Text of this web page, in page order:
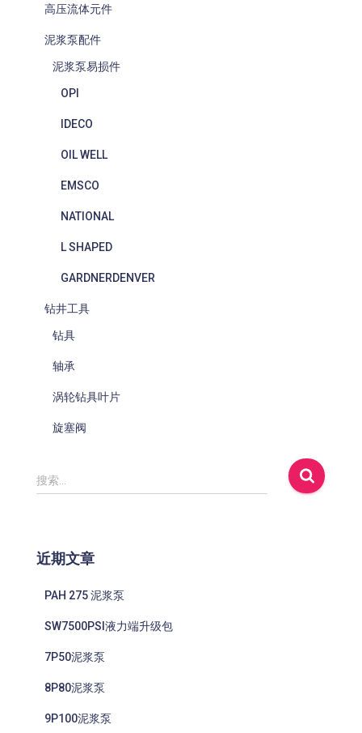
高压流体元件
泥浆泵配件
泥浆泵易损件
OPI
IDECO
OIL WELL
EMSCO
NATIONAL
L SHAPED
GARDNERDENVER
钻井工具
钻具
轴承
涡轮钻具叶片
旋塞阀
搜
索
搜索…
近期文章
PAH 275 泥浆泵
SW7500PSI液力端升级包
7P50泥浆泵
8P80泥浆泵
9P100泥浆泵